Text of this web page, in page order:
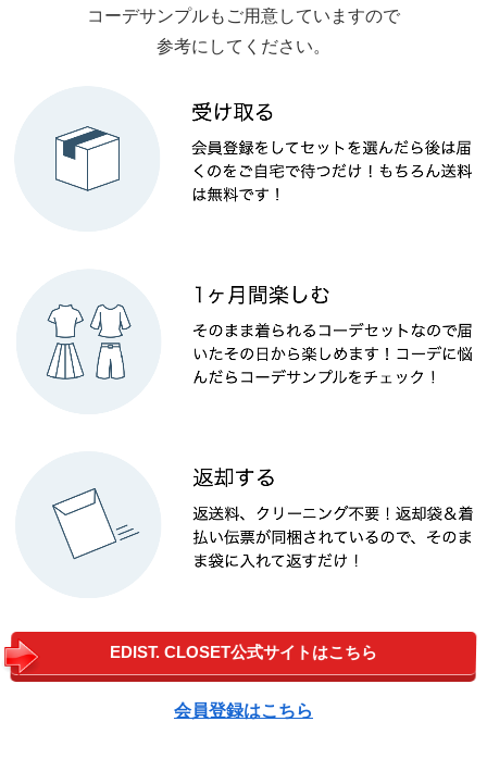
コーデサンプルもご用意していますので
参考にしてください。
EDIST. CLOSET公式サイトはこちら
会員登録はこちら